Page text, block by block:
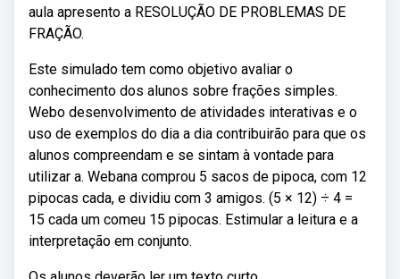
aula apresento a RESOLUÇÃO DE PROBLEMAS DE
FRAÇÃO.
Este simulado tem como objetivo avaliar o
conhecimento dos alunos sobre frações simples.
Webo desenvolvimento de atividades interativas e o
uso de exemplos do dia a dia contribuirão para que os
alunos compreendam e se sintam à vontade para
utilizar a. Webana comprou 5 sacos de pipoca, com 12
pipocas cada, e dividiu com 3 amigos. (5 × 12) ÷ 4 =
15 cada um comeu 15 pipocas. Estimular a leitura e a
interpretação em conjunto.